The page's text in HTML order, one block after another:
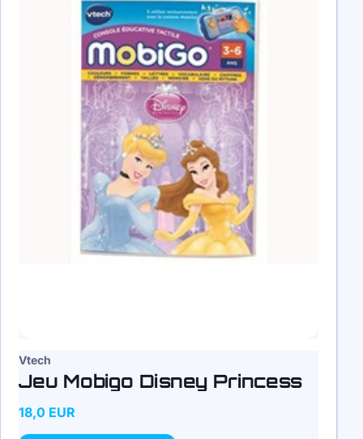
Vtech
Jeu Mobigo Disney Princess
18,0 EUR